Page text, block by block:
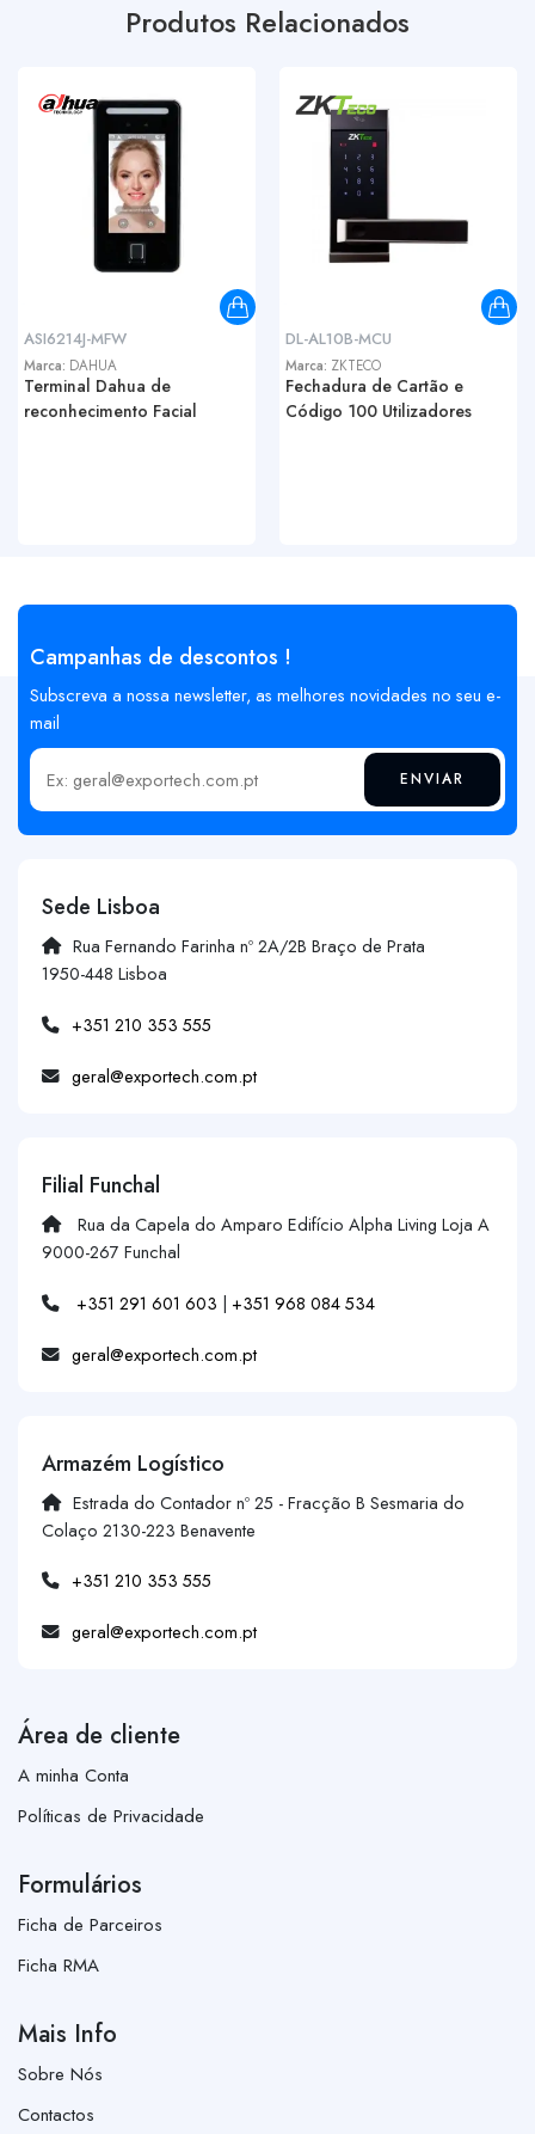
Produtos Relacionados
ASI6214J-MFW
Marca: DAHUA
Terminal Dahua de
reconhecimento Facial
DL-AL10B-MCU
Marca: ZKTECO
Fechadura de Cartão e
Código 100 Utilizadores
Campanhas de descontos !
Subscreva a nossa newsletter, as melhores novidades no seu e-
mail
Insira o seu email ENVIAR
Sede Lisboa
Rua Fernando Farinha nº 2A/2B Braço de Prata
1950-448 Lisboa
+351 210 353 555
geral@exportech.com.pt
Filial Funchal
Rua da Capela do Amparo Edifício Alpha Living Loja A
9000-267 Funchal
+351 291 601 603 | +351 968 084 534
geral@exportech.com.pt
Armazém Logístico
Estrada do Contador nº 25 - Fracção B Sesmaria do
Colaço 2130-223 Benavente
+351 210 353 555
geral@exportech.com.pt
Área de cliente
A minha Conta
Políticas de Privacidade
Formulários
Ficha de Parceiros
Ficha RMA
Mais Info
Sobre Nós
Contactos